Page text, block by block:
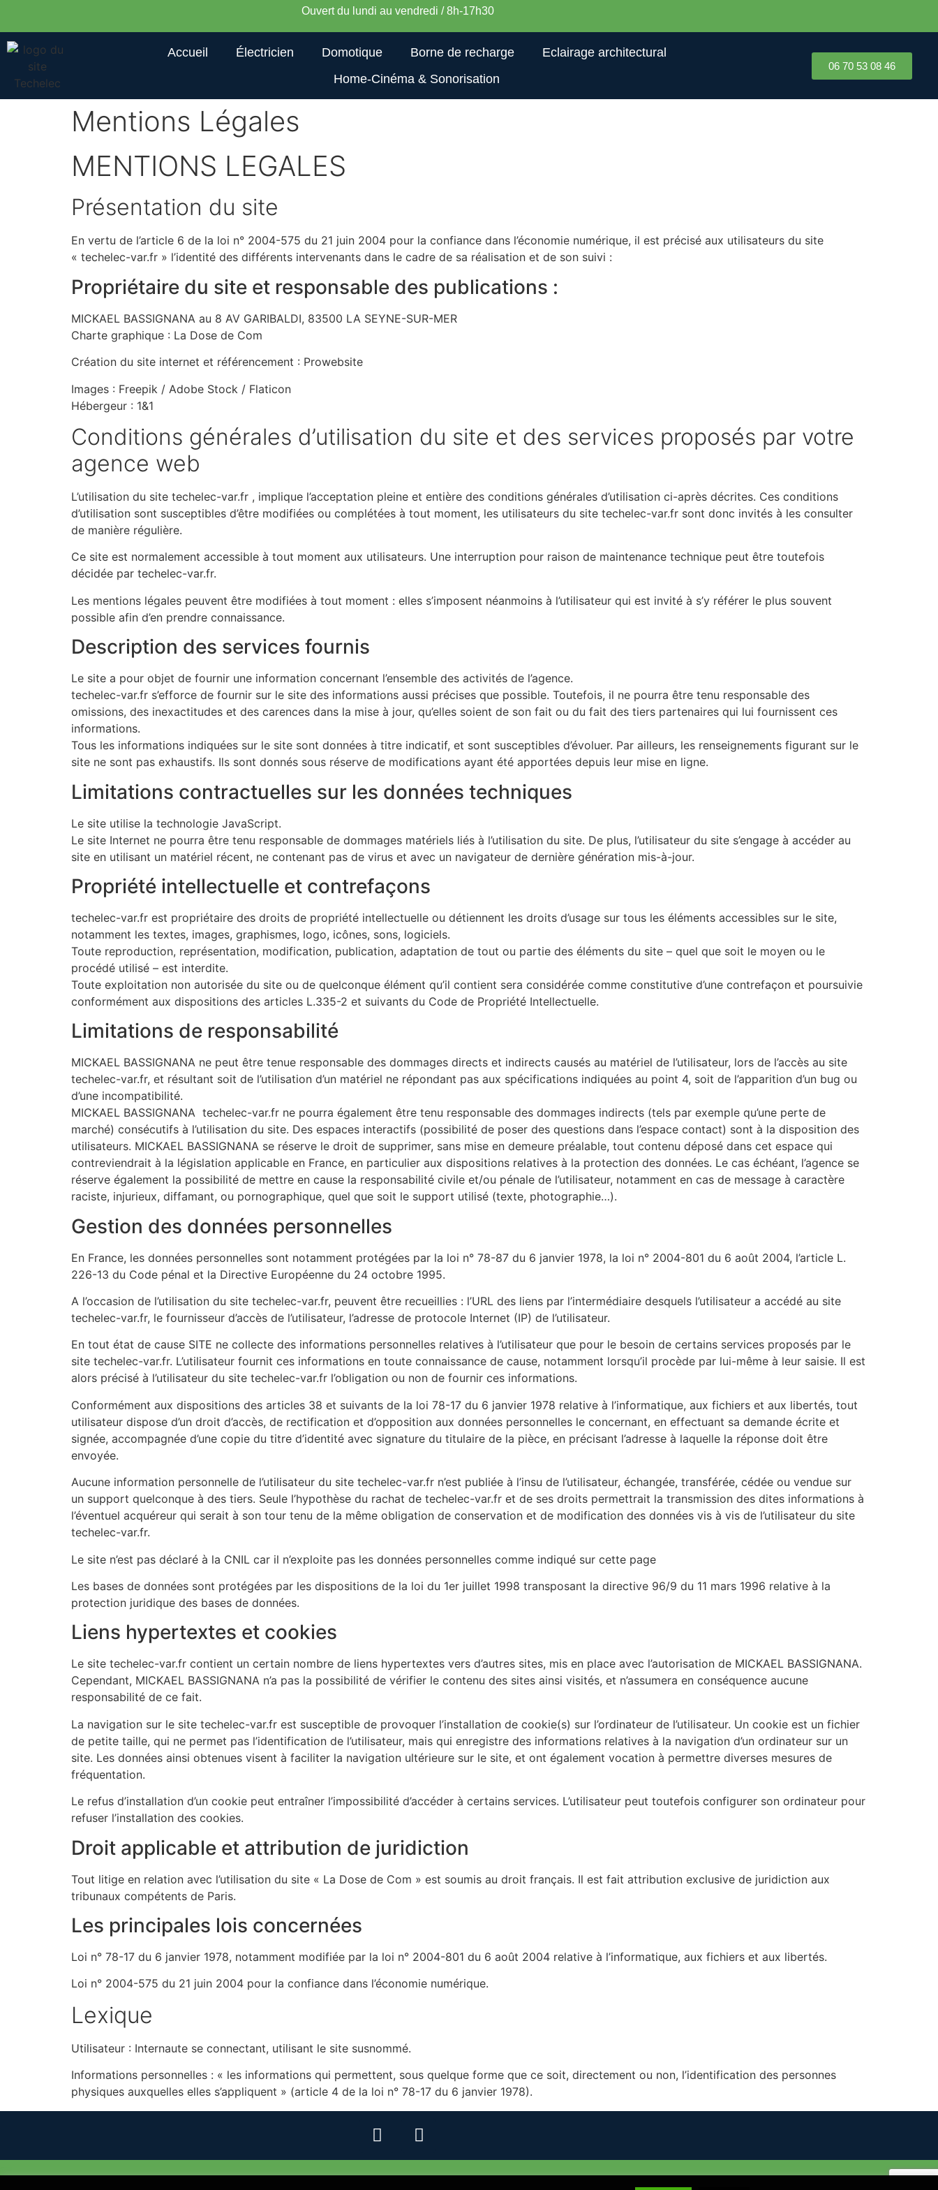
Ouvert du lundi au vendredi / 8h-17h30
Accueil Électricien Domotique Borne de recharge
Eclairage architectural
Home-Cinéma & Sonorisation
06 70 53 08 46
Mentions Légales
MENTIONS LEGALES
Présentation du site
En vertu de l’article 6 de la loi n° 2004-575 du 21 juin 2004 pour la confiance dans l’économie numérique, il est précisé aux utilisateurs du site
« techelec-var.fr » l’identité des différents intervenants dans le cadre de sa réalisation et de son suivi :
Propriétaire du site et responsable des publications :
MICKAEL BASSIGNANA au 8 AV GARIBALDI, 83500 LA SEYNE-SUR-MER
Charte graphique : La Dose de Com
Création du site internet et référencement : Prowebsite
Images : Freepik / Adobe Stock / Flaticon
Hébergeur : 1&1
Conditions générales d’utilisation du site et des services proposés par votre
agence web
L’utilisation du site techelec-var.fr , implique l’acceptation pleine et entière des conditions générales d’utilisation ci-après décrites. Ces conditions
d’utilisation sont susceptibles d’être modifiées ou complétées à tout moment, les utilisateurs du site techelec-var.fr sont donc invités à les consulter
de manière régulière.
Ce site est normalement accessible à tout moment aux utilisateurs. Une interruption pour raison de maintenance technique peut être toutefois
décidée par techelec-var.fr.
Les mentions légales peuvent être modifiées à tout moment : elles s’imposent néanmoins à l’utilisateur qui est invité à s’y référer le plus souvent
possible afin d’en prendre connaissance.
Description des services fournis
Le site a pour objet de fournir une information concernant l’ensemble des activités de l’agence.
techelec-var.fr s’efforce de fournir sur le site des informations aussi précises que possible. Toutefois, il ne pourra être tenu responsable des
omissions, des inexactitudes et des carences dans la mise à jour, qu’elles soient de son fait ou du fait des tiers partenaires qui lui fournissent ces
informations.
Tous les informations indiquées sur le site sont données à titre indicatif, et sont susceptibles d’évoluer. Par ailleurs, les renseignements figurant sur le
site ne sont pas exhaustifs. Ils sont donnés sous réserve de modifications ayant été apportées depuis leur mise en ligne.
Limitations contractuelles sur les données techniques
Le site utilise la technologie JavaScript.
Le site Internet ne pourra être tenu responsable de dommages matériels liés à l’utilisation du site. De plus, l’utilisateur du site s’engage à accéder au
site en utilisant un matériel récent, ne contenant pas de virus et avec un navigateur de dernière génération mis-à-jour.
Propriété intellectuelle et contrefaçons
techelec-var.fr est propriétaire des droits de propriété intellectuelle ou détiennent les droits d’usage sur tous les éléments accessibles sur le site,
notamment les textes, images, graphismes, logo, icônes, sons, logiciels.
Toute reproduction, représentation, modification, publication, adaptation de tout ou partie des éléments du site – quel que soit le moyen ou le
procédé utilisé – est interdite.
Toute exploitation non autorisée du site ou de quelconque élément qu’il contient sera considérée comme constitutive d’une contrefaçon et poursuivie
conformément aux dispositions des articles L.335-2 et suivants du Code de Propriété Intellectuelle.
Limitations de responsabilité
MICKAEL BASSIGNANA ne peut être tenue responsable des dommages directs et indirects causés au matériel de l’utilisateur, lors de l’accès au site
techelec-var.fr, et résultant soit de l’utilisation d’un matériel ne répondant pas aux spécifications indiquées au point 4, soit de l’apparition d’un bug ou
d’une incompatibilité.
MICKAEL BASSIGNANA techelec-var.fr ne pourra également être tenu responsable des dommages indirects (tels par exemple qu’une perte de
marché) consécutifs à l’utilisation du site. Des espaces interactifs (possibilité de poser des questions dans l’espace contact) sont à la disposition des
utilisateurs. MICKAEL BASSIGNANA se réserve le droit de supprimer, sans mise en demeure préalable, tout contenu déposé dans cet espace qui
contreviendrait à la législation applicable en France, en particulier aux dispositions relatives à la protection des données. Le cas échéant, l’agence se
réserve également la possibilité de mettre en cause la responsabilité civile et/ou pénale de l’utilisateur, notamment en cas de message à caractère
raciste, injurieux, diffamant, ou pornographique, quel que soit le support utilisé (texte, photographie…).
Gestion des données personnelles
En France, les données personnelles sont notamment protégées par la loi n° 78-87 du 6 janvier 1978, la loi n° 2004-801 du 6 août 2004, l’article L.
226-13 du Code pénal et la Directive Européenne du 24 octobre 1995.
A l’occasion de l’utilisation du site techelec-var.fr, peuvent être recueillies : l’URL des liens par l’intermédiaire desquels l’utilisateur a accédé au site
techelec-var.fr, le fournisseur d’accès de l’utilisateur, l’adresse de protocole Internet (IP) de l’utilisateur.
En tout état de cause SITE ne collecte des informations personnelles relatives à l’utilisateur que pour le besoin de certains services proposés par le
site techelec-var.fr. L’utilisateur fournit ces informations en toute connaissance de cause, notamment lorsqu’il procède par lui-même à leur saisie. Il est
alors précisé à l’utilisateur du site techelec-var.fr l’obligation ou non de fournir ces informations.
Conformément aux dispositions des articles 38 et suivants de la loi 78-17 du 6 janvier 1978 relative à l’informatique, aux fichiers et aux libertés, tout
utilisateur dispose d’un droit d’accès, de rectification et d’opposition aux données personnelles le concernant, en effectuant sa demande écrite et
signée, accompagnée d’une copie du titre d’identité avec signature du titulaire de la pièce, en précisant l’adresse à laquelle la réponse doit être
envoyée.
Aucune information personnelle de l’utilisateur du site techelec-var.fr n’est publiée à l’insu de l’utilisateur, échangée, transférée, cédée ou vendue sur
un support quelconque à des tiers. Seule l’hypothèse du rachat de techelec-var.fr et de ses droits permettrait la transmission des dites informations à
l’éventuel acquéreur qui serait à son tour tenu de la même obligation de conservation et de modification des données vis à vis de l’utilisateur du site
techelec-var.fr.
Le site n’est pas déclaré à la CNIL car il n’exploite pas les données personnelles comme indiqué sur cette page
Les bases de données sont protégées par les dispositions de la loi du 1er juillet 1998 transposant la directive 96/9 du 11 mars 1996 relative à la
protection juridique des bases de données.
Liens hypertextes et cookies
Le site techelec-var.fr contient un certain nombre de liens hypertextes vers d’autres sites, mis en place avec l’autorisation de MICKAEL BASSIGNANA.
Cependant, MICKAEL BASSIGNANA n’a pas la possibilité de vérifier le contenu des sites ainsi visités, et n’assumera en conséquence aucune
responsabilité de ce fait.
La navigation sur le site techelec-var.fr est susceptible de provoquer l’installation de cookie(s) sur l’ordinateur de l’utilisateur. Un cookie est un fichier
de petite taille, qui ne permet pas l’identification de l’utilisateur, mais qui enregistre des informations relatives à la navigation d’un ordinateur sur un
site. Les données ainsi obtenues visent à faciliter la navigation ultérieure sur le site, et ont également vocation à permettre diverses mesures de
fréquentation.
Le refus d’installation d’un cookie peut entraîner l’impossibilité d’accéder à certains services. L’utilisateur peut toutefois configurer son ordinateur pour
refuser l’installation des cookies.
Droit applicable et attribution de juridiction
Tout litige en relation avec l’utilisation du site « La Dose de Com » est soumis au droit français. Il est fait attribution exclusive de juridiction aux
tribunaux compétents de Paris.
Les principales lois concernées
Loi n° 78-17 du 6 janvier 1978, notamment modifiée par la loi n° 2004-801 du 6 août 2004 relative à l’informatique, aux fichiers et aux libertés.
Loi n° 2004-575 du 21 juin 2004 pour la confiance dans l’économie numérique.
Lexique
Utilisateur : Internaute se connectant, utilisant le site susnommé.
Informations personnelles : « les informations qui permettent, sous quelque forme que ce soit, directement ou non, l’identification des personnes
physiques auxquelles elles s’appliquent » (article 4 de la loi n° 78-17 du 6 janvier 1978).